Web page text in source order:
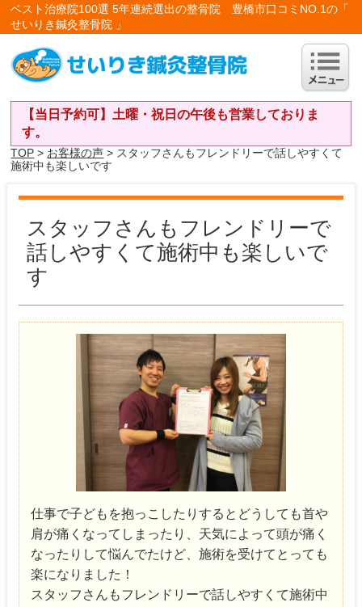
ベスト治療院100選 5年連続選出の整骨院 豊橋市口コミNO.1の「
せいりき鍼灸整骨院 」
【当日予約可】土曜・祝日の午後も営業しておりま
す。
TOP > お客様の声 > スタッフさんもフレンドリーで話しやすくて
施術中も楽しいです
スタッフさんもフレンドリーで
話しやすくて施術中も楽しいで
す
仕事で子どもを抱っこしたりするとどうしても首や
肩が痛くなってしまったり、天気によって頭が痛く
なったりして悩んでたけど、施術を受けてとっても
楽になりました！
スタッフさんもフレンドリーで話しやすくて施術中